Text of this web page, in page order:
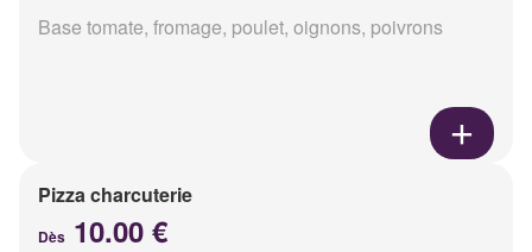
Base tomate, fromage, poulet, oignons, poivrons
Pizza charcuterie
Dès 10.00 €